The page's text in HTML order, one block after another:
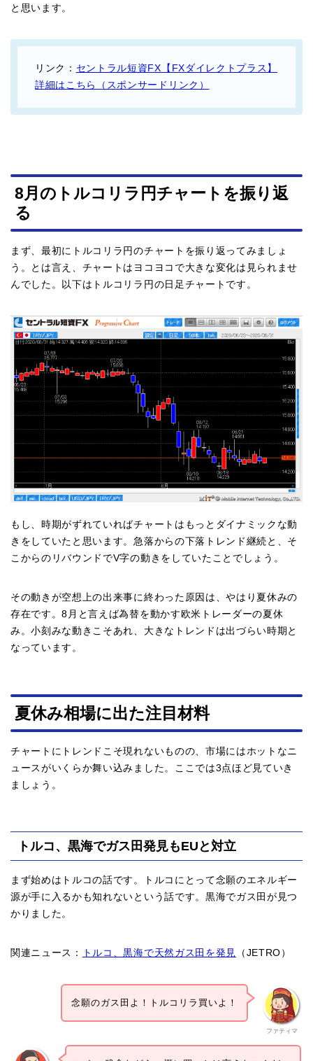
と思います。
リンク： セントラル短資FX【FXダイレクトプラス】
詳細はこちら（スポンサードリンク）
8月のトルコリラ円チャートを振り返
る
まず、最初にトルコリラ円のチャートを振り返ってみましょ
う。とは言え、チャートはヨコヨコで大きな変化は見られませ
んでした。以下はトルコリラ円の日足チャートです。
もし、時期がずれていればチャートはもっとダイナミックな動
きをしていたと思います。急落からの下落トレンド継続と、そ
こからのリバウンドでV字の動きをしていたことでしょう。
その動きが空想上の出来事に終わった原因は、やはり夏休みの
存在です。8月と言えば為替を動かす欧米トレーダーの夏休
み。小刻みな動きこそあれ、大きなトレンドは出づらい時期と
なっています。
夏休み相場に出た注目材料
チャートにトレンドこそ現れないものの、市場にはホットなニ
ュースがいくらか舞い込みました。ここでは3点ほど見ていき
ましょう。
トルコ、黒海でガス田発見もEUと対立
まず始めはトルコの話です。トルコにとって念願のエネルギー
源が手に入るかも知れないという話です。黒海でガス田が見つ
かりました。
関連ニュース： トルコ、黒海で天然ガス田を発見 （JETRO）
ファティマ
念願のガス田よ！トルコリラ買いよ！